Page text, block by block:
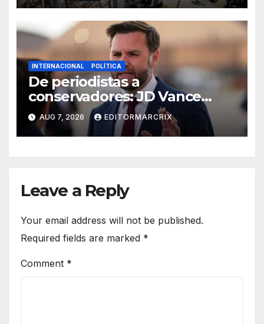
INTERNACIONAL POLÍTICA
De periodistas a
conservadores: JD Vance
intensifica sus ataques desde
las redes
AUG 7, 2026 EDITORMARCRIX
Leave a Reply
Your email address will not be published.
Required fields are marked *
Comment *